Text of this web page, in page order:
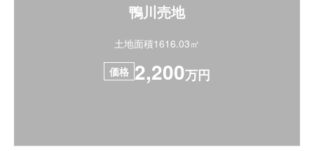
鴨川売地
土地面積1616.03㎡
価格 2,200万円